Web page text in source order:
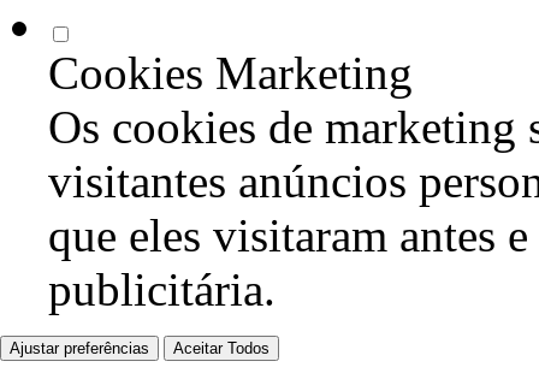
Cookies Marketing
Os cookies de marketing
visitantes anúncios
que eles visitaram antes
publicitária.
Ajustar preferências Aceitar Todos